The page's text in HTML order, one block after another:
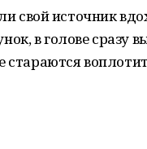
свой источник
в голове сразу
стараются